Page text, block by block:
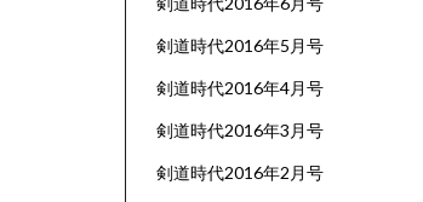
剣道時代2016年5月号
剣道時代2016年4月号
剣道時代2016年3月号
剣道時代2016年2月号